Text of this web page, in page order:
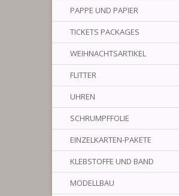
PAPPE UND PAPIER
TICKETS PACKAGES
WEIHNACHTSARTIKEL
FLITTER
UHREN
SCHRUMPFFOLIE
EINZELKARTEN-PAKETE
KLEBSTOFFE UND BAND
MODELLBAU